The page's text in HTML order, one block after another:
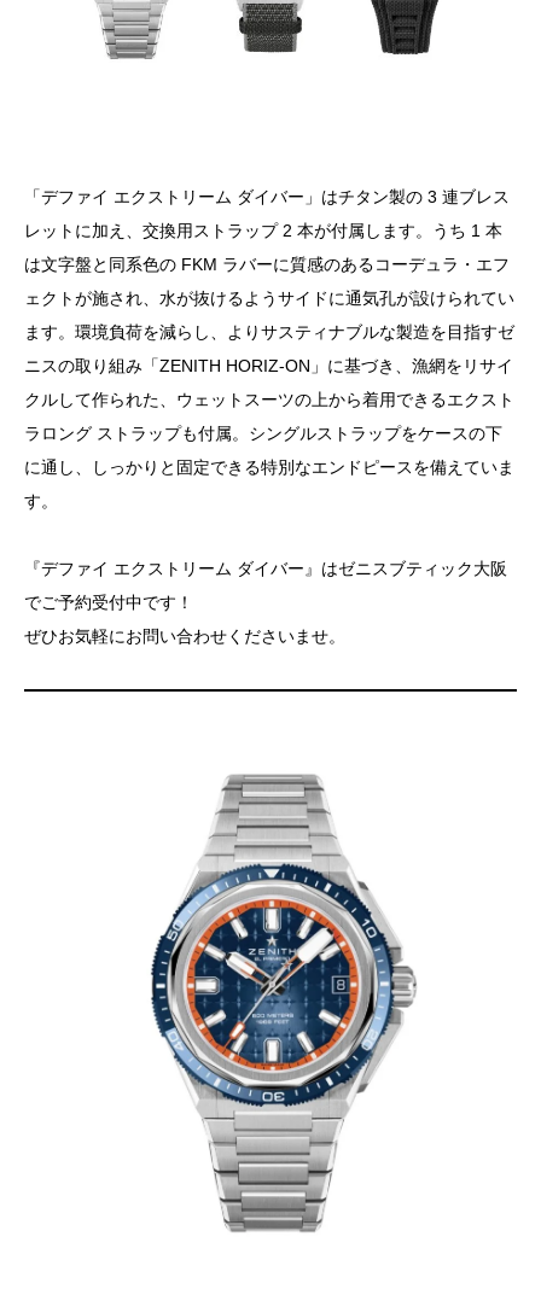
「デファイ エクストリーム ダイバー」はチタン製の 3 連ブレス
レットに加え、交換用ストラップ 2 本が付属します。うち 1 本
は文字盤と同系色の FKM ラバーに質感のあるコーデュラ・エフ
ェクトが施され、水が抜けるようサイドに通気孔が設けられてい
ます。環境負荷を減らし、よりサスティナブルな製造を目指すゼ
ニスの取り組み「ZENITH HORIZ-ON」に基づき、漁網をリサイ
クルして作られた、ウェットスーツの上から着用できるエクスト
ラロング ストラップも付属。シングルストラップをケースの下
に通し、しっかりと固定できる特別なエンドピースを備えていま
す。
『デファイ エクストリーム ダイバー』はゼニスブティック大阪
でご予約受付中です！
ぜひお気軽にお問い合わせくださいませ。